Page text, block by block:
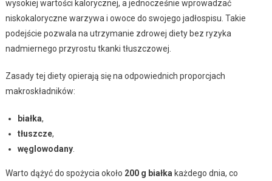
wysokiej wartości kalorycznej, a jednocześnie wprowadzać
niskokaloryczne warzywa i owoce do swojego jadłospisu. Takie
podejście pozwala na utrzymanie zdrowej diety bez ryzyka
nadmiernego przyrostu tkanki tłuszczowej.
Zasady tej diety opierają się na odpowiednich proporcjach
makroskładników:
białka,
tłuszcze,
węglowodany.
Warto dążyć do spożycia około 200 g białka każdego dnia, co